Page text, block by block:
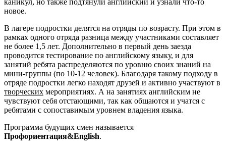
новое.
В лагере подростки делятся на отряды по возрасту. При этом в
рамках одного отряда разница между участниками составляет
не более 1,5 лет. Дополнительно в первый день заезда
проводится тестирование по английскому языку, и для
занятий ребята распределяются по уровню своих знаний на
мини-группы (по 10-12 человек). Благодаря такому подходу в
отряде подростки легко находят друзей и активно участвуют в
творческих мероприятиях. А на занятиях английским не
чувствуют себя отстающими, так как общаются и учатся с
ребятами с сопоставимым уровнем владения языка.
Программа будущих смен называется
Профориентация&English.